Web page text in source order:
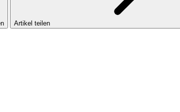
Artikel teilen